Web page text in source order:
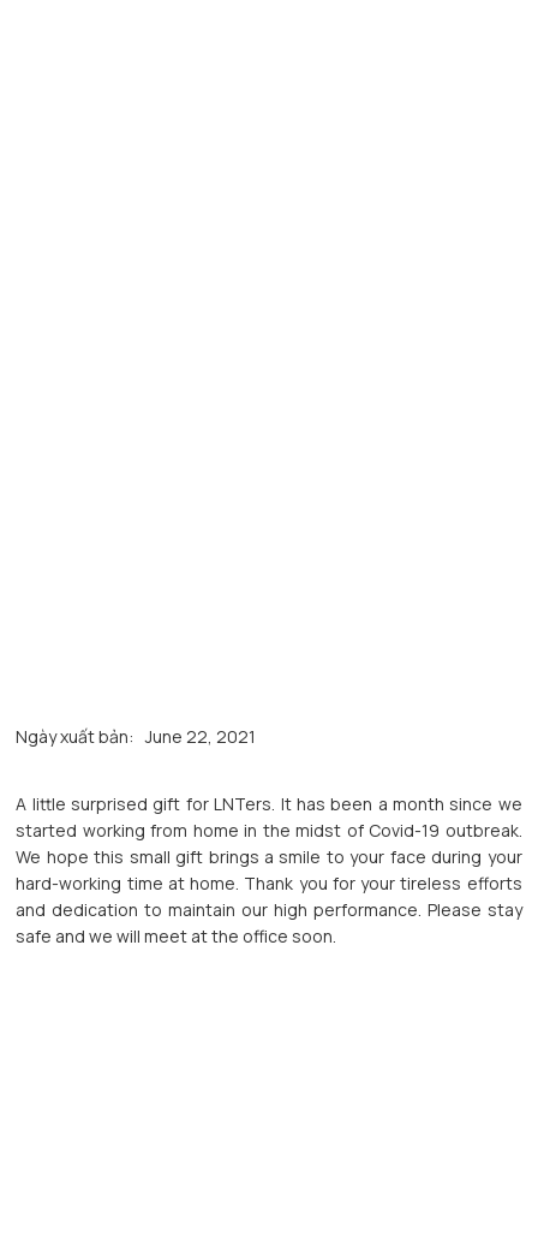
Ngày xuất bản: June 22, 2021
A little surprised gift for LNTers. It has been a month since we
started working from home in the midst of Covid-19 outbreak.
We hope this small gift brings a smile to your face during your
hard-working time at home. Thank you for your tireless efforts
and dedication to maintain our high performance. Please stay
safe and we will meet at the office soon.